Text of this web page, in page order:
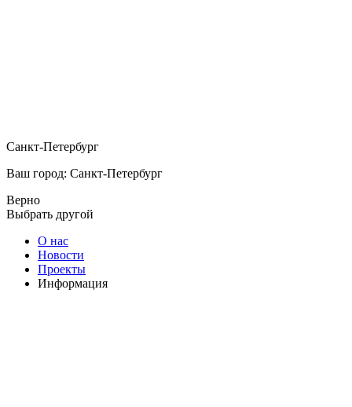
Санкт-Петербург
Ваш город: Санкт-Петербург
Верно
Выбрать другой
О нас
Новости
Проекты
Информация